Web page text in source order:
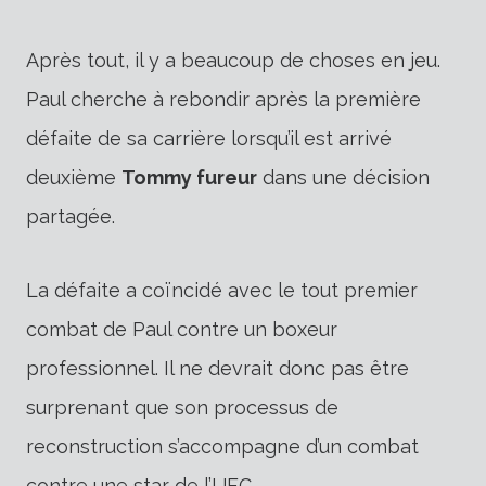
Après tout, il y a beaucoup de choses en jeu.
Paul cherche à rebondir après la première
défaite de sa carrière lorsqu’il est arrivé
deuxième Tommy fureur dans une décision
partagée.
La défaite a coïncidé avec le tout premier
combat de Paul contre un boxeur
professionnel. Il ne devrait donc pas être
surprenant que son processus de
reconstruction s’accompagne d’un combat